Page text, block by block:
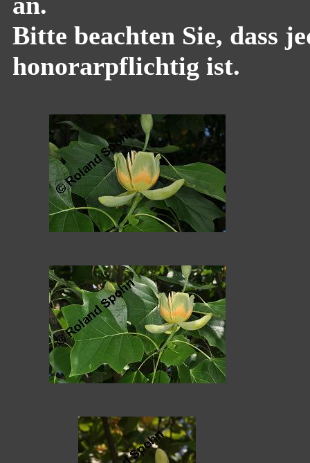
Bitte beachten Sie, dass
honorarpflichtig ist.